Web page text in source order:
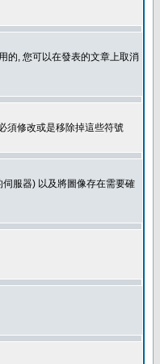
的, 您可以在發表的文章上取消
須修改或是移除掉這些符號
服器) 以及將圖像存在需要確